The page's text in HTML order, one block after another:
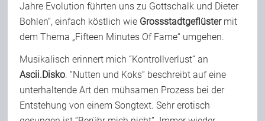
Jahre Evolution führten uns zu Gottschalk und Dieter
Bohlen“, einfach köstlich wie Grossstadtgeflüstermit
dem Thema „Fifteen Minutes Of Fame“ umgehen.
Musikalisch erinnert mich “Kontrollverlust“ an
Ascii.Disko. “Nutten und Koks“ beschreibt auf eine
unterhaltende Art den mühsamen Prozess bei der
Entstehung von einem Songtext. Sehr erotisch